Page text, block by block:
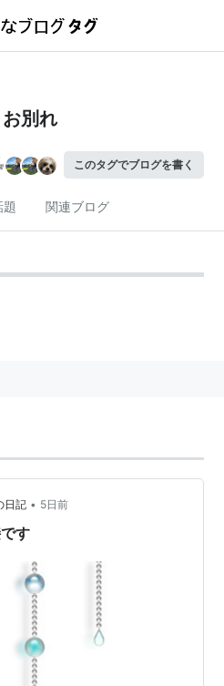
お別れ
このタグでブログを書く
関連ブログ
日記 • 5日前
す